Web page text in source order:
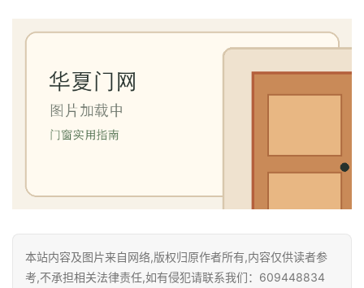
本站内容及图片来自网络,版权归原作者所有,内容仅供读者参
考,不承担相关法律责任,如有侵犯请联系我们：609448834